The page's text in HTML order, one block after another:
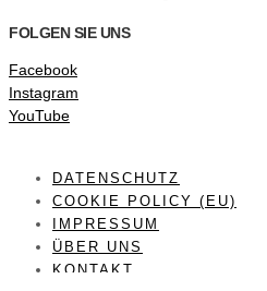
FOLGEN SIE UNS
Facebook
Instagram
YouTube
DATENSCHUTZ
COOKIE POLICY (EU)
IMPRESSUM
ÜBER UNS
KONTAKT